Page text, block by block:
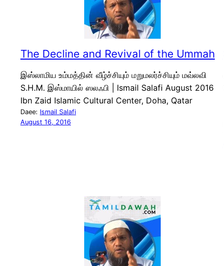
The Decline and Revival of the Ummah
இஸ்லாமிய உம்மத்தின் வீழ்ச்சியும் மறுமலர்ச்சியும் மவ்லவி
S.H.M. இஸ்மாயில் ஸலஃபி | Ismail Salafi August 2016
Ibn Zaid Islamic Cultural Center, Doha, Qatar
Daee: Ismail Salafi
August 16, 2016